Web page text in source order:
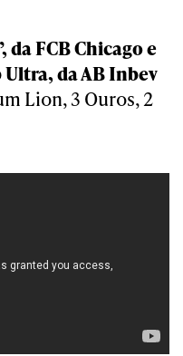
da FCB Chicago e
da AB Inbev
Lion, 3 Ouros, 2